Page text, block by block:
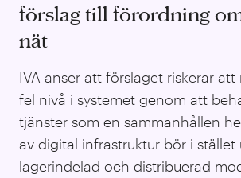
förslag till förordning
nät
IVA anser att förslaget riskerar
fel nivå i systemet genom att
tjänster som en sammanhållen
av digital infrastruktur bör i stället
lagerindelad och distribuerad